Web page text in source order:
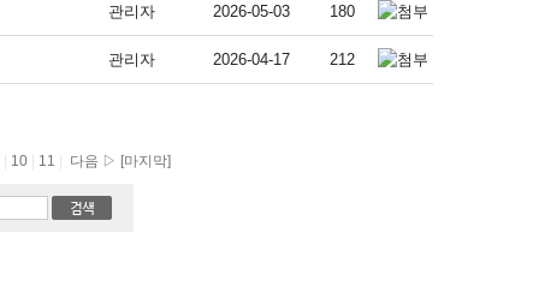
관리자 2026-05-03 180
관리자 2026-04-17 212
10 11 다음 ▷ [마지막]